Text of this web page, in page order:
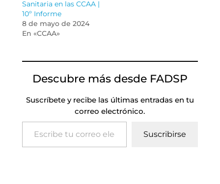
Sanitaria en las CCAA |
10º Informe
8 de mayo de 2024
En «CCAA»
Descubre más desde FADSP
Suscríbete y recibe las últimas entradas en tu
correo electrónico.
Escribe tu correo electrónico…
Suscribirse